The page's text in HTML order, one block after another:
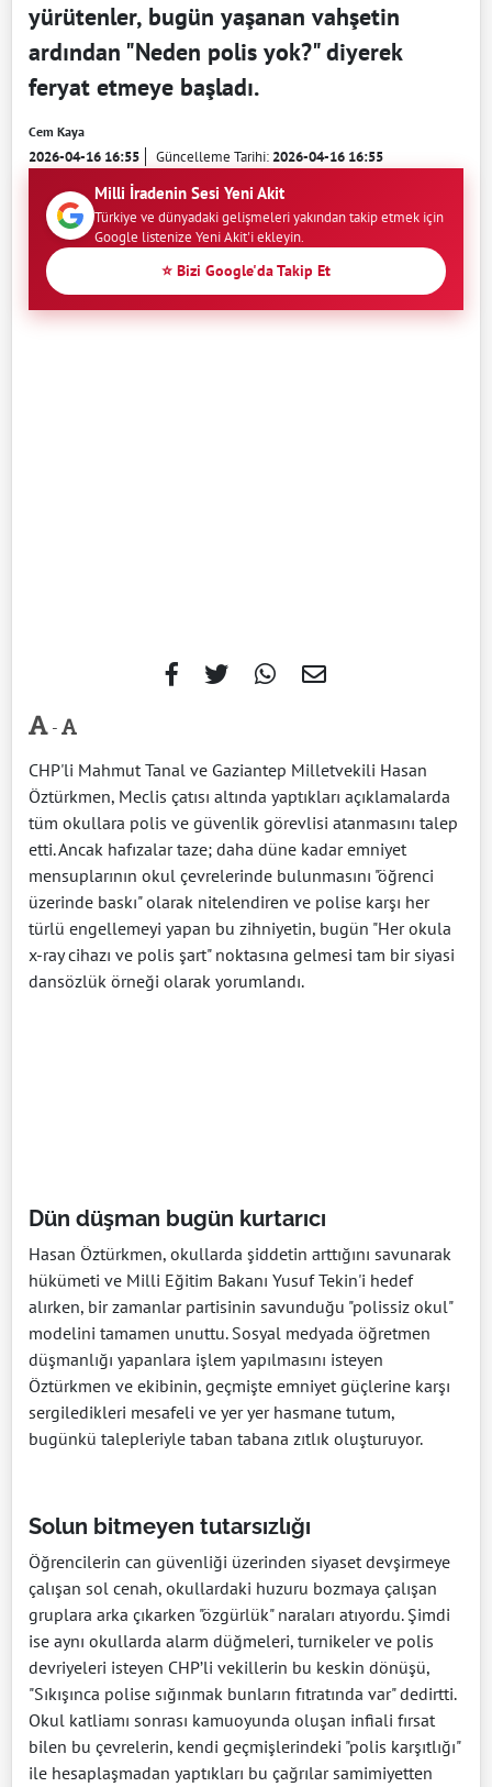
yürütenler, bugün yaşanan vahşetin
ardından "Neden polis yok?" diyerek
feryat etmeye başladı.
Cem Kaya
2026-04-16 16:55 Güncelleme Tarihi:2026-04-16 16:55
Milli İradenin Sesi Yeni Akit
Türkiye ve dünyadaki gelişmeleri yakından takip etmek için
Google listenize Yeni Akit'i ekleyin.
⭐ Bizi Google'da Takip Et
-
CHP'li Mahmut Tanal ve Gaziantep Milletvekili Hasan
Öztürkmen, Meclis çatısı altında yaptıkları açıklamalarda
tüm okullara polis ve güvenlik görevlisi atanmasını talep
etti. Ancak hafızalar taze; daha düne kadar emniyet
mensuplarının okul çevrelerinde bulunmasını "öğrenci
üzerinde baskı" olarak nitelendiren ve polise karşı her
türlü engellemeyi yapan bu zihniyetin, bugün "Her okula
x-ray cihazı ve polis şart" noktasına gelmesi tam bir siyasi
dansözlük örneği olarak yorumlandı.
Dün düşman bugün kurtarıcı
Hasan Öztürkmen, okullarda şiddetin arttığını savunarak
hükümeti ve Milli Eğitim Bakanı Yusuf Tekin'i hedef
alırken, bir zamanlar partisinin savunduğu "polissiz okul"
modelini tamamen unuttu. Sosyal medyada öğretmen
düşmanlığı yapanlara işlem yapılmasını isteyen
Öztürkmen ve ekibinin, geçmişte emniyet güçlerine karşı
sergiledikleri mesafeli ve yer yer hasmane tutum,
bugünkü talepleriyle taban tabana zıtlık oluşturuyor.
Solun bitmeyen tutarsızlığı
Öğrencilerin can güvenliği üzerinden siyaset devşirmeye
çalışan sol cenah, okullardaki huzuru bozmaya çalışan
gruplara arka çıkarken "özgürlük" naraları atıyordu. Şimdi
ise aynı okullarda alarm düğmeleri, turnikeler ve polis
devriyeleri isteyen CHP’li vekillerin bu keskin dönüşü,
"Sıkışınca polise sığınmak bunların fıtratında var" dedirtti.
Okul katliamı sonrası kamuoyunda oluşan infiali fırsat
bilen bu çevrelerin, kendi geçmişlerindeki "polis karşıtlığı"
ile hesaplaşmadan yaptıkları bu çağrılar samimiyetten